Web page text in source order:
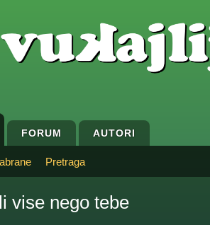
FORUM AUTORI
Pretraga
vise nego tebe